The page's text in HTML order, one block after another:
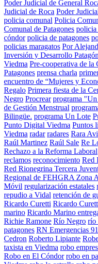
Poder Judicial de General
Judicial de Roca Poder
policia comunal Policia
Comunal de Patagones policia
cóndor policia de patagones
policias maragatos Por
Inversión y Desarrollo
Viedma Pre-cooperativa de la
Patagones prensa charla
encuentro de “Mujeres y
Regalo Primera fiesta de la
Negro Procrear programa
de Gestión Menstrual
Bilingüe. programa Un Lote
Punto Digital Viedma Puntos
Viedma radar radares Rara
Raúl Martinez Raúl Sale Re
Rechazo a la Reforma Laboral
reclamos reconocimiento Red
Red Rionegrina Tercera
Regional de FEHGRA Zona
Móvil regularización estatales
repudio a Vidal retención de
Ricardo Curetti Ricardo
marino Ricardo Marino
Richie Ramone Río Negro río
patagones RN Emergencias
Cedron Roberto Lipiante
taxista en Viedma robo
Robo en El Cóndor robo en